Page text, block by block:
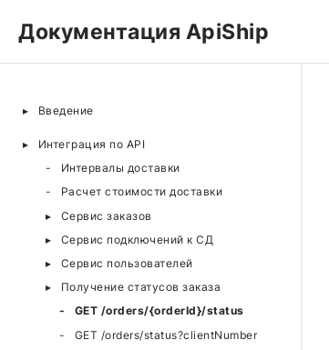
Документация ApiShip
Введение
Интеграция по API
Интервалы доставки
Расчет стоимости доставки
Сервис заказов
Сервис подключений к СД
Сервис пользователей
Получение статусов заказа
GET /orders/{orderId}/status
GET /orders/status?clientNumber